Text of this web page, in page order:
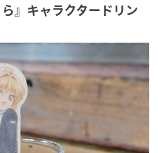
』キャラクタードリン